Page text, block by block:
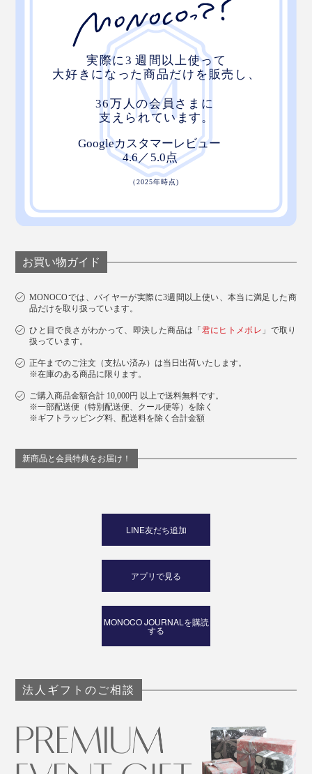
tsuita
』もありますが、わが家は、埋め込み
型のダウンライトばかりで、電球の交換ができません。
なので、この日以来、『LED Magnecco』の存在に感謝
しながら、ベッドサイドランプやデスクランプとして、
ますます愛用しています。
専用フックは収納場所がないので、専用スタンドの足元に掛けておくと、紛失し
にくいのでオススメです
お買い物ガイド
MONOCOでは、バイヤーが実際に3週間以上使い、本当に満足した商
品だけを取り扱っています。
ひと目で良さがわかって、即決した商品は「 君にヒトメボレ 」で取り
扱っています。
正午までのご注文（支払い済み）は当日出荷いたします。
※在庫のある商品に限ります。
ご購入商品金額合計 10,000円 以上で送料無料です。
※一部配送便（特別配送便、クール便等）を除く
※ギフトラッピング料、配送料を除く合計金額
新商品と会員特典をお届け！
LINE友だち追加
アプリで見る
MONOCO JOURNALを購読
する
法人ギフトのご相談